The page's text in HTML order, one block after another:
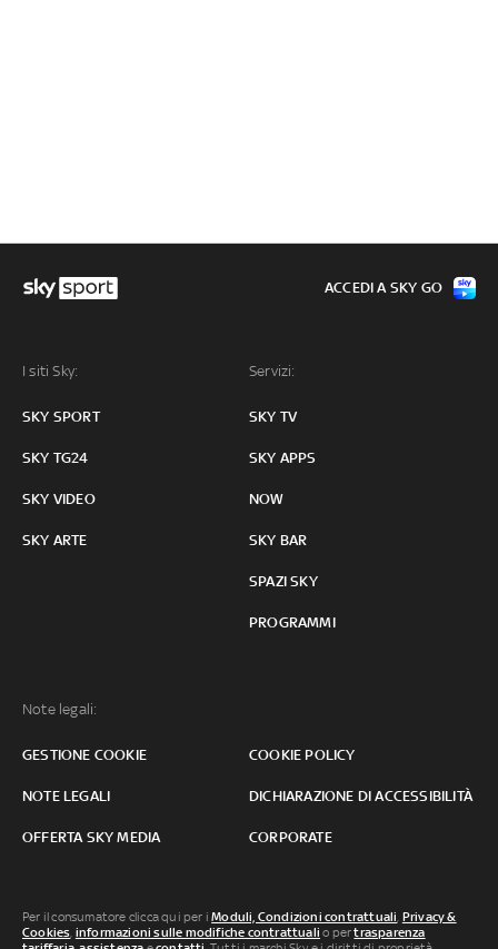
I siti Sky:
SKY SPORT
SKY TG24
SKY VIDEO
SKY ARTE
Servizi:
SKY TV
SKY APPS
NOW
SKY BAR
SPAZI SKY
PROGRAMMI
Note legali:
GESTIONE COOKIE COOKIE POLICY
NOTE LEGALI DICHIARAZIONE DI ACCESSIBILITÀ
OFFERTA SKY MEDIA CORPORATE
ACCEDI A SKY GO
Per il consumatore clicca qui per iModuli, Condizioni contrattuali, Privacy &
Cookies, informazioni sulle modifiche contrattuali o pertrasparenza